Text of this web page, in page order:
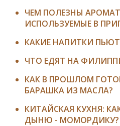
ЧЕМ ПОЛЕЗНЫ
ИСПОЛЬЗУЕМЫЕ В
КАКИЕ НАПИТКИ ПЬЮТ
ЧТО ЕДЯТ НА
КАК В ПРОШЛОМ
БАРАШКА ИЗ МАСЛА?
КИТАЙСКАЯ КУХНЯ:
ДЫНЮ - МОМОРДИКУ?